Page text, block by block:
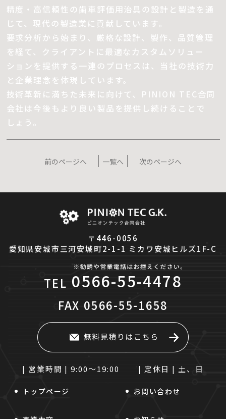
精度・高信頼性の歯車評価用治具の設計と製造を通
じて、現代の製造業に貢献しています。
要求分析から始まり、厳格な設計、製作、品質管理
を経て、クライアントに最適なカスタムソリュー
ションを提供する一連のプロセスは、当社の技術力
と企業理念を体現しています。
技術革新に満ちた未来に向けて、PINION TEC合同
会社は今後もより良い製品を提供し続けることで
しょう。
前のページへ 一覧へ 次のページへ
〒446-0056
愛知県安城市三河安城町2-1-1 ミカワ安城ヒルズ1F-C
TEL 0566-55-4478
FAX 0566-55-1658
| 営業時間 | 9:00～19:00 | 定休日 | 土、日
トップページ お問い合わせ